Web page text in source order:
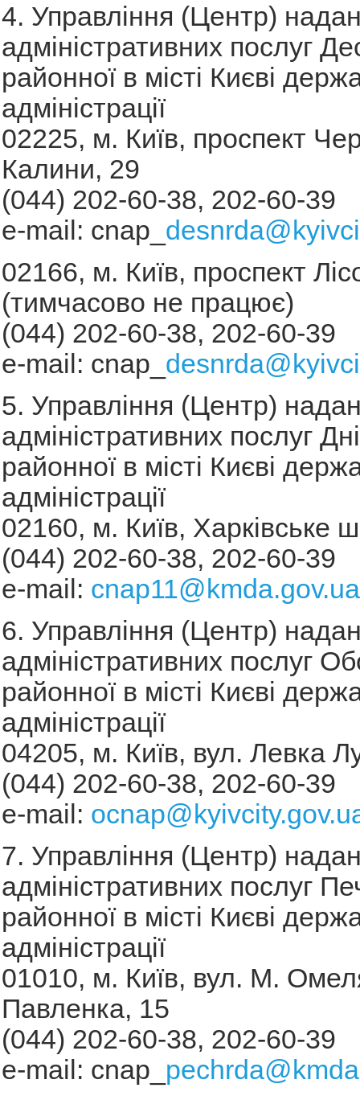
4. Управління (Центр)
адміністративних послуг
районної в місті Києві
адміністрації
02225, м. Київ, проспект
Калини, 29
(044) 202-60-38, 202-60-39
e-mail: cnap_
02166, м. Київ, проспект
(тимчасово не працює)
(044) 202-60-38, 202-60-39
e-mail: cnap_
5. Управління (Центр)
адміністративних послуг
районної в місті Києві
адміністрації
02160, м. Київ, Харківське
(044) 202-60-38, 202-60-39
e-mail: cnap11@kmda.gov.ua
6. Управління (Центр)
адміністративних послуг
районної в місті Києві
адміністрації
04205, м. Київ, вул. Левка
(044) 202-60-38, 202-60-39
e-mail:
7. Управління (Центр)
адміністративних послуг
районної в місті Києві
адміністрації
01010, м. Київ, вул. М.
Павленка, 15
(044) 202-60-38, 202-60-39
e-mail: cnap_